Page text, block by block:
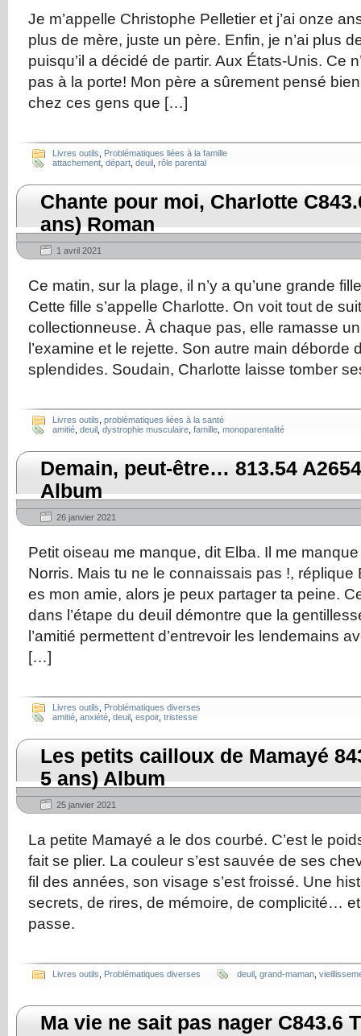
Je m’appelle Christophe Pelletier et j’ai onze
plus de mère, juste un père. Enfin, je n’ai plus
puisqu’il a décidé de partir. Aux États-Unis. Ce
pas à la porte! Mon père a sûrement pensé
chez ces gens que […]
Livres outils
Problématiques liées à la famille
attachement départ deuil rôle parental
Chante pour moi, Charlotte
ans) Roman
1 avril 2021
Ce matin, sur la plage, il n’y a qu’une grande
Cette fille s’appelle Charlotte. On voit tout de
collectionneuse. À chaque pas, elle ramasse
l’examine et le rejette. Son autre main déborde
splendides. Soudain, Charlotte laisse tomber
Livres outils problèmatiques liées à la santé
amitié deuil dystrophie musculaire famille monoparentalité
Demain, peut-être… 813.54
Album
26 janvier 2021
Petit oiseau me manque, dit Elba. Il me
Norris. Mais tu ne le connaissais pas !, réplique
es mon amie, alors je peux partager ta peine.
dans l’étape du deuil démontre que la
l’amitié permettent d’entrevoir les lendemains
[…]
Livres outils
Problématiques diverses
amitié anxiété deuil espoir, tristesse
Les petits cailloux de Mamayé
5 ans) Album
25 janvier 2021
La petite Mamayé a le dos courbé. C’est le
fait se plier. La couleur s’est sauvée de ses
fil des années, son visage s’est froissé. Une
secrets, de rires, de mémoire, de complicité…
passe.
Livres outils Problématiques diverses deuil grand-maman
Ma vie ne sait pas nager C843.6